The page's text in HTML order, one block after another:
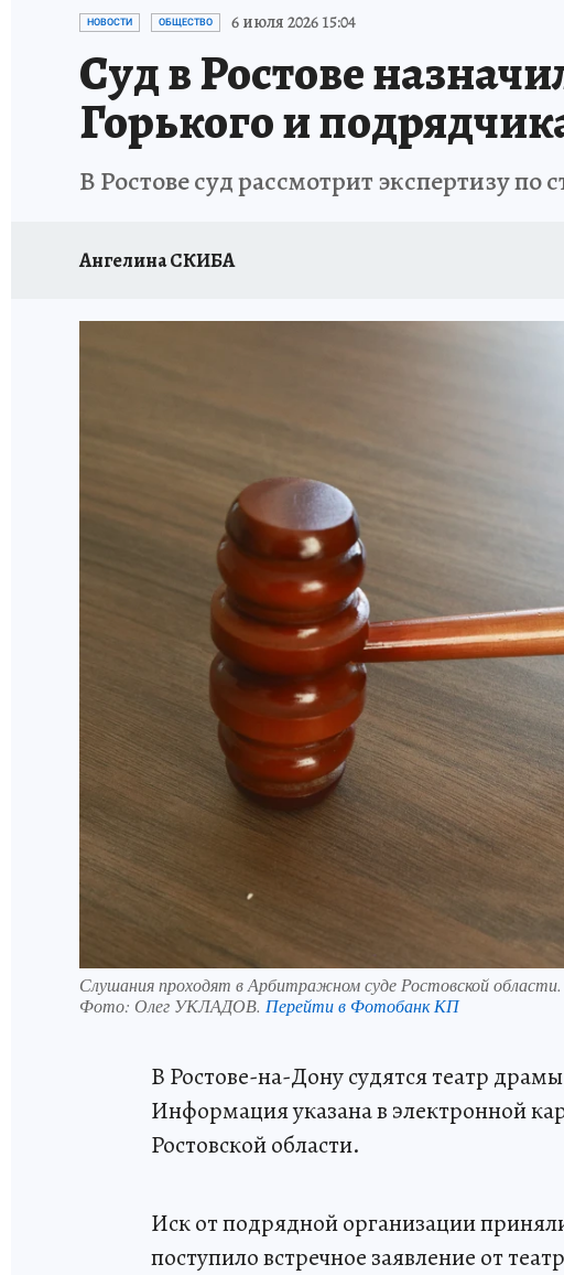
ЗАПОВЕДНАЯ РОССИЯ
НОВОСТИ ОБЩЕСТВО 6 июля 2026 15:04
Суд в Ростове
Горького и
В Ростове суд рассмотрит экспертизу по
Ангелина СКИБА
Слушания проходят в Арбитражном суде Ростовской области.
Фото: Олег УКЛАДОВ. Перейти в Фотобанк КП
В Ростове-на-Дону судятся театр
Информация указана в электронной
Ростовской области.
Иск от подрядной организации
поступило встречное заявление от